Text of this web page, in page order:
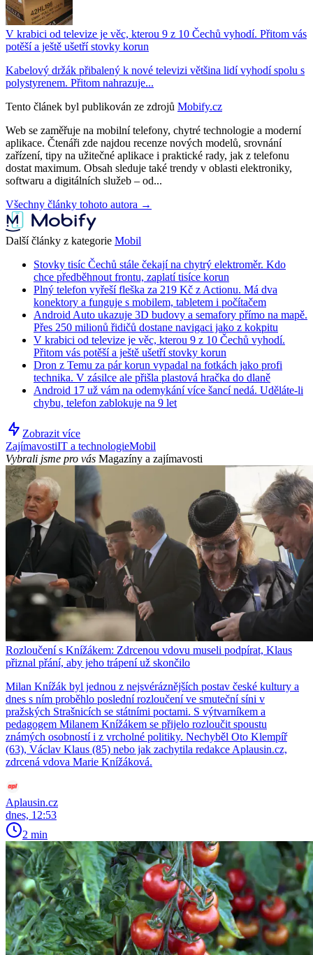
V krabici od televize je věc, kterou 9 z 10 Čechů vyhodí. Přitom vás
potěší a ještě ušetří stovky korun
Kabelový držák přibalený k nové televizi většina lidí vyhodí spolu s
polystyrenem. Přitom nahrazuje...
Tento článek byl publikován ze zdrojů Mobify.cz
Web se zaměřuje na mobilní telefony, chytré technologie a moderní
aplikace. Čtenáři zde najdou recenze nových modelů, srovnání
zařízení, tipy na užitečné aplikace i praktické rady, jak z telefonu
dostat maximum. Obsah sleduje také trendy v oblasti elektroniky,
softwaru a digitálních služeb – od...
Všechny články tohoto autora →
Další články z kategorie Mobil
Stovky tisíc Čechů stále čekají na chytrý elektroměr. Kdo
chce předběhnout frontu, zaplatí tisíce korun
Plný telefon vyřeší fleška za 219 Kč z Actionu. Má dva
konektory a funguje s mobilem, tabletem i počítačem
Android Auto ukazuje 3D budovy a semafory přímo na mapě.
Přes 250 milionů řidičů dostane navigaci jako z kokpitu
V krabici od televize je věc, kterou 9 z 10 Čechů vyhodí.
Přitom vás potěší a ještě ušetří stovky korun
Dron z Temu za pár korun vypadal na fotkách jako profi
technika. V zásilce ale přišla plastová hračka do dlaně
Android 17 už vám na odemykání více šancí nedá. Uděláte-li
chybu, telefon zablokuje na 9 let
Zobrazit více
ZajímavostiIT a technologieMobil
Vybrali jsme pro vás Magazíny a zajímavosti
Rozloučení s Knížákem: Zdrcenou vdovu museli podpírat, Klaus
přiznal přání, aby jeho trápení už skončilo
Milan Knížák byl jednou z nejsvéráznějších postav české kultury a
dnes s ním proběhlo poslední rozloučení ve smuteční síni v
pražských Strašnicích se státními poctami. S výtvarníkem a
pedagogem Milanem Knížákem se přijelo rozloučit spoustu
známých osobností i z vrcholné politiky. Nechyběl Oto Klempíř
(63), Václav Klaus (85) nebo jak zachytila redakce Aplausin.cz,
zdrcená vdova Marie Knížáková.
Aplausin.cz
dnes, 12:53
2 min